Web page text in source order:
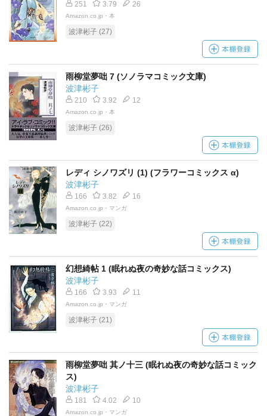
251 3.79 26
Amazon.co.jp・本
波津彬子 (27)
雨柳堂夢咄 7 (ソノラマコミック文庫)
波津彬子
210 3.92 12
Amazon.co.jp・本
波津彬子 (26)
レディ シノワズリ (1) (フラワーコミックス α)
波津彬子
166 3.82 16
Amazon.co.jp・マンガ
波津彬子 (22)
幻想綺帖 1 (眠れぬ夜の奇妙な話コミックス)
波津彬子
166 3.93 11
Amazon.co.jp・マンガ
波津彬子 (21)
雨柳堂夢咄 其ノ十三 (眠れぬ夜の奇妙な話コミック
ス)
波津彬子
181 4.02 10
Amazon.co.jp・マンガ